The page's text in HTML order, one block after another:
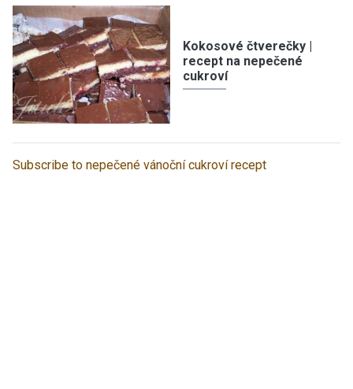
Kokosové čtverečky |
recept na nepečené
cukroví
Subscribe to nepečené vánoční cukroví recept